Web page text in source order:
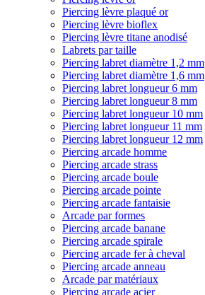
Piercing lèvre plaqué or
Piercing lèvre bioflex
Piercing lèvre titane anodisé
Labrets par taille
Piercing labret diamètre 1,2 mm
Piercing labret diamètre 1,6 mm
Piercing labret longueur 6 mm
Piercing labret longueur 8 mm
Piercing labret longueur 10 mm
Piercing labret longueur 11 mm
Piercing labret longueur 12 mm
Piercing arcade homme
Piercing arcade strass
Piercing arcade boule
Piercing arcade pointe
Piercing arcade fantaisie
Arcade par formes
Piercing arcade banane
Piercing arcade spirale
Piercing arcade fer à cheval
Piercing arcade anneau
Arcade par matériaux
Piercing arcade acier